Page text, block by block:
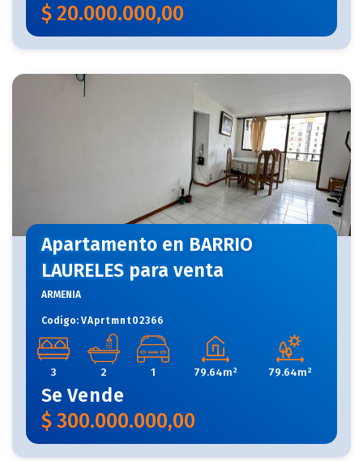
$ 20.000.000,00
Apartamento en BARRIO
LAURELES para venta
ARMENIA
Codigo: VAprtmnt02366
3 2 1 79.64m² 79.64m²
Se Vende
$ 300.000.000,00